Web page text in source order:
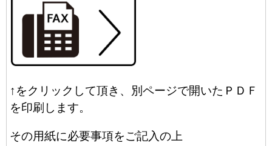
↑をクリックして頂き、別ページで開いたＰＤＦ
を印刷します。
その用紙に必要事項をご記入の上